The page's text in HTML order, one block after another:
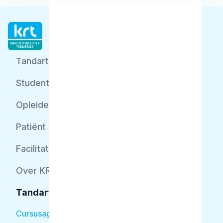
Tandarts
Student
Opleider
Patiënt
Facilitator
Over KRT
Tandarts
Cursusagenda